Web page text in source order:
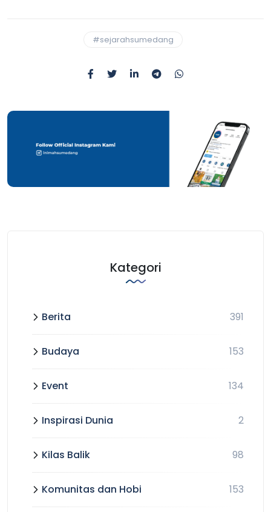
#sejarahsumedang
Kategori
Berita 391
Budaya 153
Event 134
Inspirasi Dunia 2
Kilas Balik 98
Komunitas dan Hobi 153